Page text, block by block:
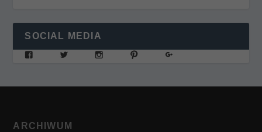
SOCIAL MEDIA
ARCHIWUM